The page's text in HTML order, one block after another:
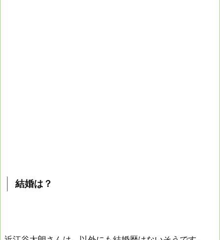
結婚は？